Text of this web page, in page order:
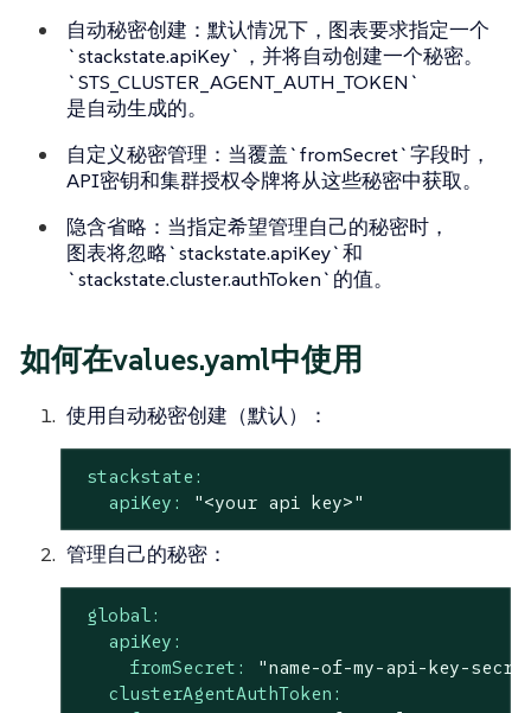
自动秘密创建 ：默认情况下，图表要求指定一个
`stackstate.apiKey`，并将自动创建一个秘密。
`STS_CLUSTER_AGENT_AUTH_TOKEN`
是自动生成的。
自定义秘密管理 ：当覆盖`fromSecret`字段时，
API密钥和集群授权令牌将从这些秘密中获取。
隐含省略 ：当指定希望管理自己的秘密时，
图表将忽略`stackstate.apiKey`和
`stackstate.cluster.authToken`的值。
如何在values.yaml中使用
使用自动秘密创建（默认） ：
stackstate:
apiKey:
"<your api key>"
管理自己的秘密 ：
global:
apiKey:
fromSecret:
"name-of-my-api-key-
clusterAgentAuthToken: